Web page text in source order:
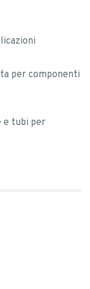
per componenti
e tubi per